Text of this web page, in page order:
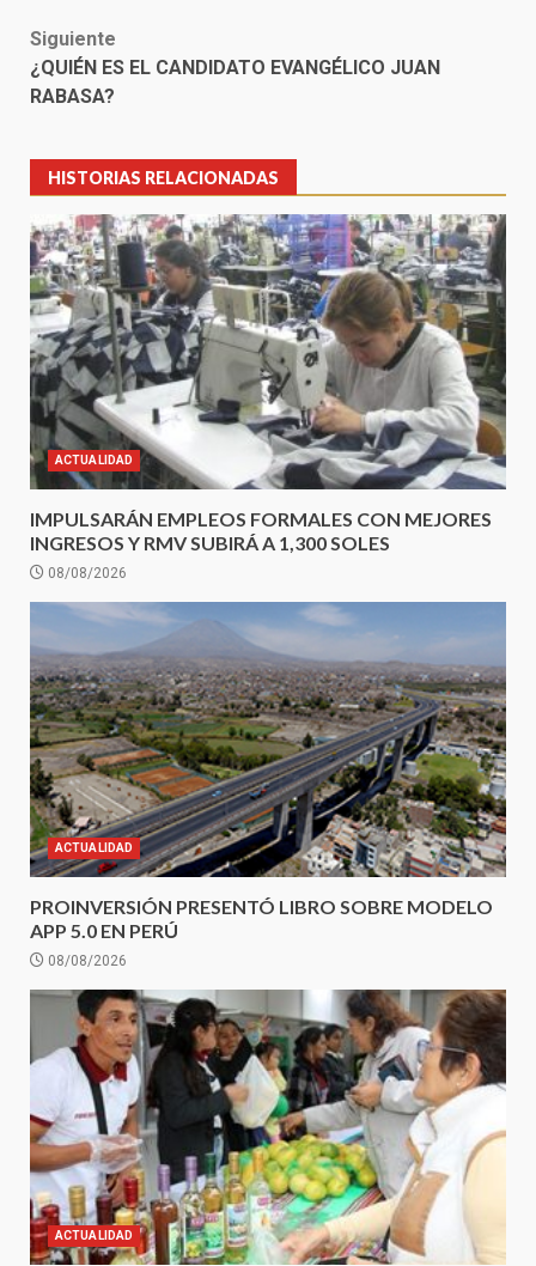
Siguiente
¿QUIÉN ES EL CANDIDATO EVANGÉLICO JUAN
RABASA?
HISTORIAS RELACIONADAS
ACTUALIDAD
IMPULSARÁN EMPLEOS FORMALES CON MEJORES
INGRESOS Y RMV SUBIRÁ A 1,300 SOLES
08/08/2026
ACTUALIDAD
PROINVERSIÓN PRESENTÓ LIBRO SOBRE MODELO
APP 5.0 EN PERÚ
08/08/2026
ACTUALIDAD